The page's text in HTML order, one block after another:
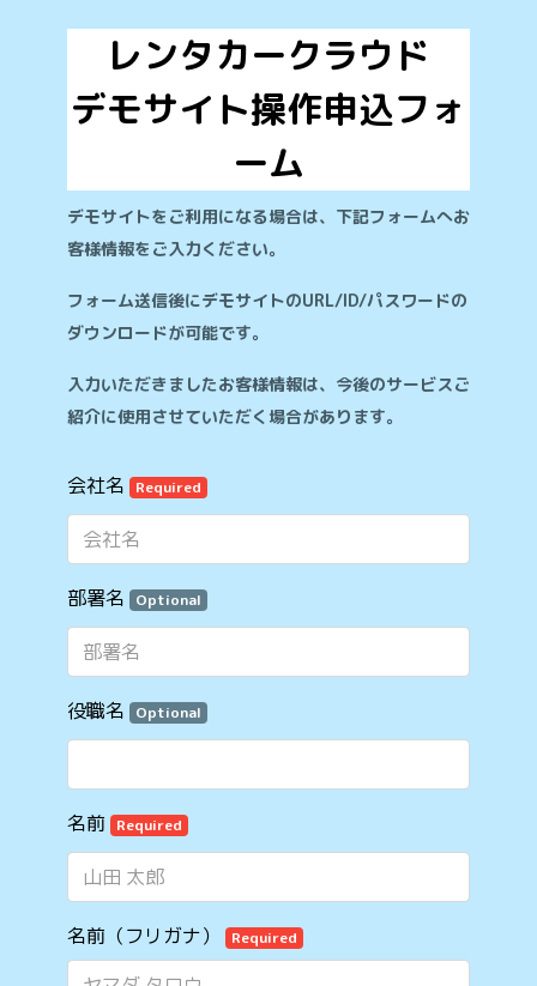
レンタカークラウド
デモサイト操作申込フォ
ーム
デモサイトをご利用になる場合は、下記フォームへお
客様情報をご入力ください。
フォーム送信後にデモサイトのURL/ID/パスワードの
ダウンロードが可能です。
入力いただきましたお客様情報は、今後のサービスご
紹介に使用させていただく場合があります。
会社名 Required
部署名 Optional
役職名 Optional
名前 Required
名前（フリガナ） Required